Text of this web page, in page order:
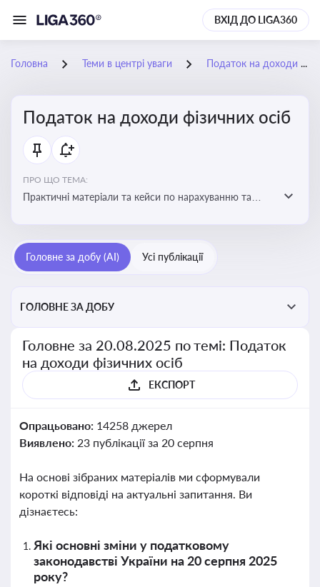
ВХІД ДО LIGA360
Головна Теми в центрі уваги Податок на доходи фізичних осіб
Податок на доходи фізичних осіб
ПРО ЩО ТЕМА:
Практичні матеріали та кейси по нарахуванню та
Головне за добу (AI) Усі публікації
ГОЛОВНЕ ЗА ДОБУ
Головне за 20.08.2025 по темі: Податок
на доходи фізичних осіб
ЕКСПОРТ
Опрацьовано: 14258 джерел
Виявлено: 23 публікації за 20 серпня
На основі зібраних матеріалів ми сформували
короткі відповіді на актуальні запитання. Ви
дізнаєтесь:
Які основні зміни у податковому
законодавстві України на 20 серпня 2025
року?